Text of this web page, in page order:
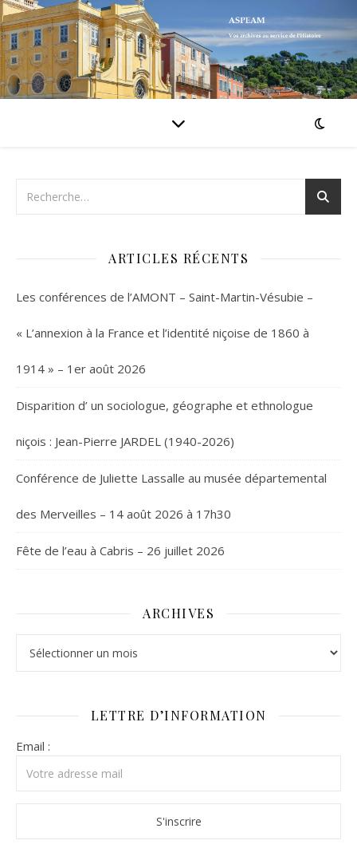
ARTICLES RÉCENTS
Les conférences de l’AMONT – Saint-Martin-Vésubie –
« L’annexion à la France et l’identité niçoise de 1860 à
1914 » – 1er août 2026
Disparition d’ un sociologue, géographe et ethnologue
niçois : Jean-Pierre JARDEL (1940-2026)
Conférence de Juliette Lassalle au musée départemental
des Merveilles – 14 août 2026 à 17h30
Fête de l’eau à Cabris – 26 juillet 2026
ARCHIVES
LETTRE D’INFORMATION
Email :